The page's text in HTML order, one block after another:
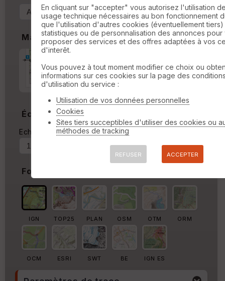
Marges
Marge autour de la trace
Échelle
Echelle actuelle : 1/21820
Fond de carte
IGN TOP25 PLAN OSM OTM ORM
OCM ESRI SWT BE IGN ES
En cliquant sur "accepter" vous autorisez l'utilisation
usage technique nécessaires au bon fonctionnement
que l'utilisation d'autres cookies (éventuellement
statistiques ou de personnalisation des annonces pour
proposer des services et des offres adaptées à vos
d'interêt.
Vous pouvez à tout moment modifier ce choix ou
informations sur ces cookies sur la page des
d'utilisation du service :
Utilisation de vos données personnelles
Cookies
Sites tiers succeptibles d'utiliser des cookies ou
méthodes de tracking
REFUSER ACCEPTER